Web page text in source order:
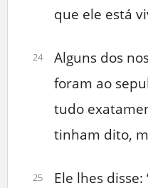
que ele está
24
Alguns dos
foram ao
tudo
tinham dito,
25
Ele lhes disse: